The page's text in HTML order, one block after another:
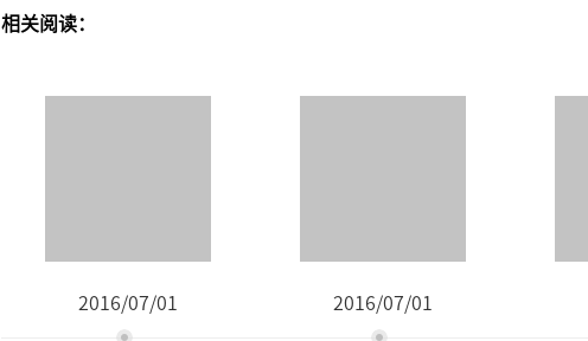
相关阅读：
2016/07/01 2016/07/01